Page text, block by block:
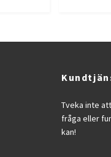
Tveka inte
fråga eller
kan!